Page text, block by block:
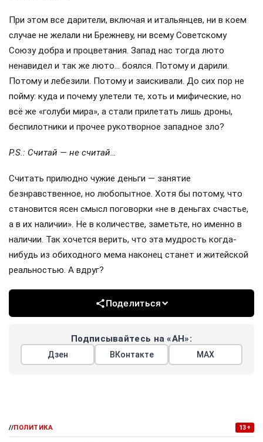
При этом все дарители, включая и итальянцев, ни в коем
случае не желали ни Брежневу, ни всему Советскому
Союзу добра и процветания. Запад нас тогда люто
ненавидел и так же люто… боялся. Потому и дарили.
Потому и лебезили. Потому и заискивали. До сих пор не
пойму: куда и почему улетели те, хоть и мифические, но
всё же «голуби мира», а стали прилетать лишь дроны,
беспилотники и прочее рукотворное западное зло?
P.S.: Считай — не считай…
Считать прилюдно чужие деньги — занятие
безнравственное, но любопытное. Хотя бы потому, что
становится ясен смысл поговорки «не в деньгах счастье,
а в их наличии». Не в количестве, заметьте, но именно в
наличии. Так хочется верить, что эта мудрость когда-
нибудь из обиходного мема наконец станет и житейской
реальностью. А вдруг?
Поделиться
Подписывайтесь на «АН»:
Дзен ВКонтакте МАХ
//ПОЛИТИКА 13+